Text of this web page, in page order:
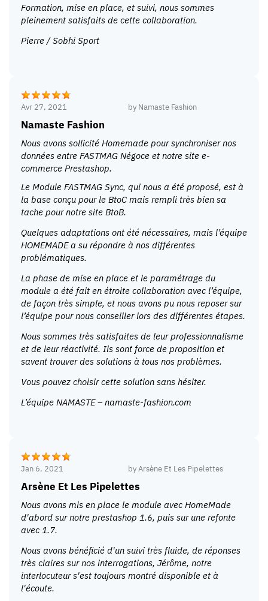
Formation, mise en place, et suivi, nous sommes
pleinement satisfaits de cette collaboration.
Pierre / Sobhi Sport
Avr 27, 2021 by Namaste Fashion
Namaste Fashion
Nous avons sollicité Homemade pour synchroniser nos
données entre FASTMAG Négoce et notre site e-
commerce Prestashop.
Le Module FASTMAG Sync, qui nous a été proposé, est à
la base conçu pour le BtoC mais rempli très bien sa
tache pour notre site BtoB.
Quelques adaptations ont été nécessaires, mais l’équipe
HOMEMADE a su répondre à nos différentes
problématiques.
La phase de mise en place et le paramétrage du
module a été fait en étroite collaboration avec l’équipe,
de façon très simple, et nous avons pu nous reposer sur
l’équipe pour nous conseiller lors des différentes étapes.
Nous sommes très satisfaites de leur professionnalisme
et de leur réactivité. Ils sont force de proposition et
savent trouver des solutions à tous nos problèmes.
Vous pouvez choisir cette solution sans hésiter.
L’équipe NAMASTE – namaste-fashion.com
Jan 6, 2021 by Arsène Et Les Pipelettes
Arsène Et Les Pipelettes
Nous avons mis en place le module avec HomeMade
d'abord sur notre prestashop 1.6, puis sur une refonte
avec 1.7.
Nous avons bénéficié d'un suivi très fluide, de réponses
très claires sur nos interrogations, Jérôme, notre
interlocuteur s'est toujours montré disponible et à
l'écoute.